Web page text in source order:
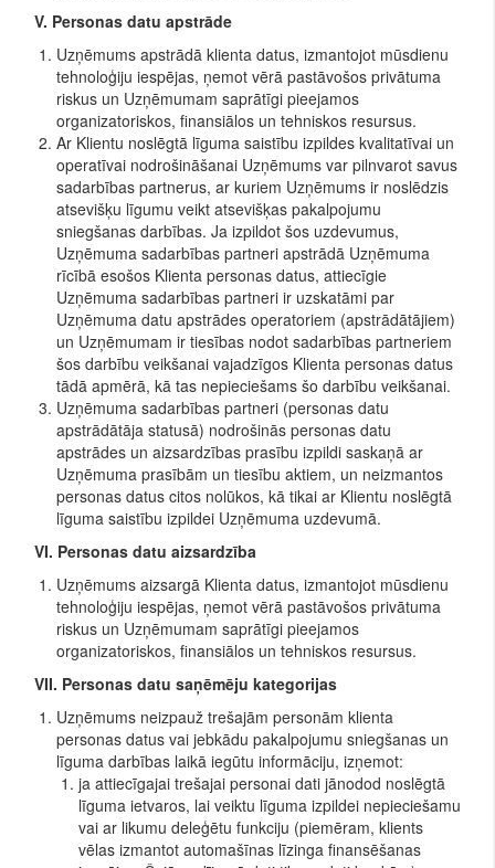
V. Personas datu apstrāde
Uzņēmums apstrādā klienta datus, izmantojot mūsdienu
tehnoloģiju iespējas, ņemot vērā pastāvošos privātuma
riskus un Uzņēmumam saprātīgi pieejamos
organizatoriskos, finansiālos un tehniskos resursus.
Ar Klientu noslēgtā līguma saistību izpildes kvalitatīvai un
operatīvai nodrošināšanai Uzņēmums var pilnvarot savus
sadarbības partnerus, ar kuriem Uzņēmums ir noslēdzis
atsevišķu līgumu veikt atsevišķas pakalpojumu
sniegšanas darbības. Ja izpildot šos uzdevumus,
Uzņēmuma sadarbības partneri apstrādā Uzņēmuma
rīcībā esošos Klienta personas datus, attiecīgie
Uzņēmuma sadarbības partneri ir uzskatāmi par
Uzņēmuma datu apstrādes operatoriem (apstrādātājiem)
un Uzņēmumam ir tiesības nodot sadarbības partneriem
šos darbību veikšanai vajadzīgos Klienta personas datus
tādā apmērā, kā tas nepieciešams šo darbību veikšanai.
Uzņēmuma sadarbības partneri (personas datu
apstrādātāja statusā) nodrošinās personas datu
apstrādes un aizsardzības prasību izpildi saskaņā ar
Uzņēmuma prasībām un tiesību aktiem, un neizmantos
personas datus citos nolūkos, kā tikai ar Klientu noslēgtā
līguma saistību izpildei Uzņēmuma uzdevumā.
VI. Personas datu aizsardzība
Uzņēmums aizsargā Klienta datus, izmantojot mūsdienu
tehnoloģiju iespējas, ņemot vērā pastāvošos privātuma
riskus un Uzņēmumam saprātīgi pieejamos
organizatoriskos, finansiālos un tehniskos resursus.
VII. Personas datu saņēmēju kategorijas
Uzņēmums neizpauž trešajām personām klienta
personas datus vai jebkādu pakalpojumu sniegšanas un
līguma darbības laikā iegūtu informāciju, izņemot:
ja attiecīgajai trešajai personai dati jānodod noslēgtā
līguma ietvaros, lai veiktu līguma izpildei nepieciešamu
vai ar likumu deleģētu funkciju (piemēram, klients
vēlas izmantot automašīnas līzinga finansēšanas